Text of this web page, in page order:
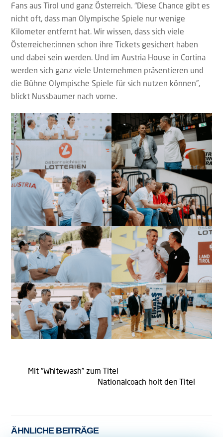
Fans aus Tirol und ganz Österreich. “Diese Chance gibt es
nicht oft, dass man Olympische Spiele nur wenige
Kilometer entfernt hat. Wir wissen, dass sich viele
Österreicher:innen schon ihre Tickets gesichert haben
und dabei sein werden. Und im Austria House in Cortina
werden sich ganz viele Unternehmen präsentieren und
die Bühne Olympische Spiele für sich nutzen können”,
blickt Nussbaumer nach vorne.
Mit “Whitewash” zum Titel
Nationalcoach holt den Titel
ÄHNLICHE BEITRÄGE